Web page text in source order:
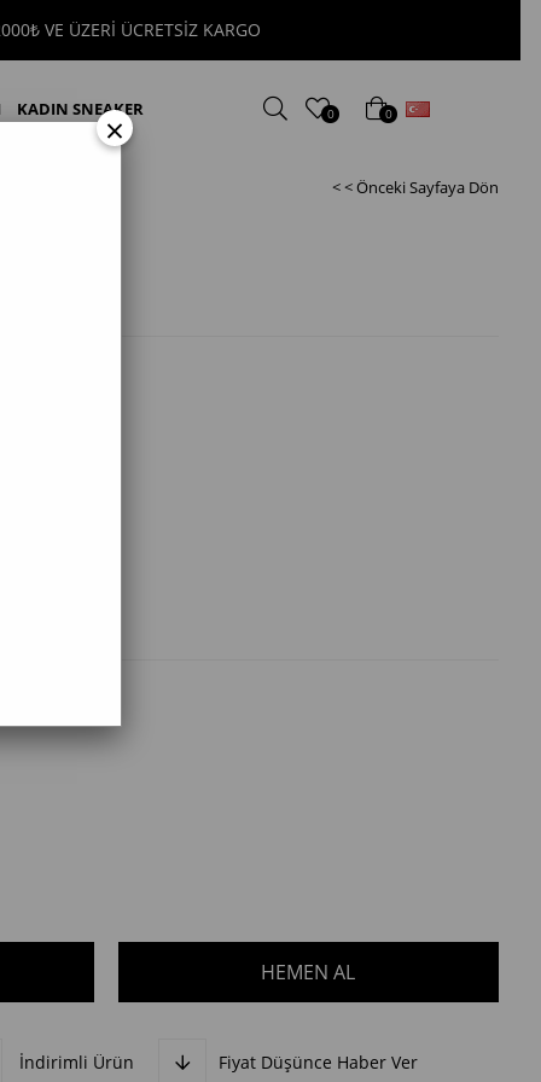
VE ÜZERİ ÜCRETSİZ KARGO
KADIN SNEAKER 0 0
< < Önceki Sayfaya Dön
Bot
İndirimli Ürün Fiyat Düşünce Haber Ver
×